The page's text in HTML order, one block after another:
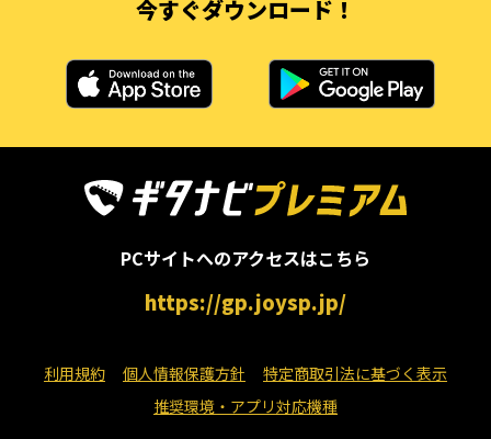
今すぐダウンロード！
PCサイトへのアクセスはこちら
https://gp.joysp.jp/
利用規約 個人情報保護方針
特定商取引法に基づく表示
推奨環境・アプリ対応機種